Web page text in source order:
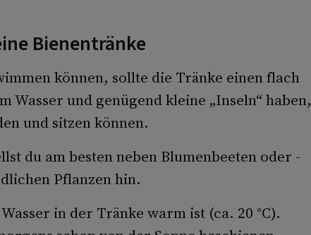
Bienentränke
können, sollte die Tränke einen flach
Wasser und genügend kleine „Inseln“ haben,
und sitzen können.
du am besten neben Blumenbeeten oder -
Pflanzen hin.
in der Tränke warm ist (ca. 20 °C).